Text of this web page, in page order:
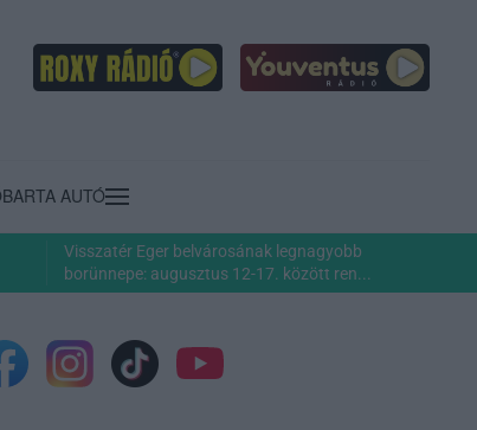
BARTA AUTÓ
Visszatér Eger belvárosának legnagyobb
borünnepe: augusztus 12-17. között ren...